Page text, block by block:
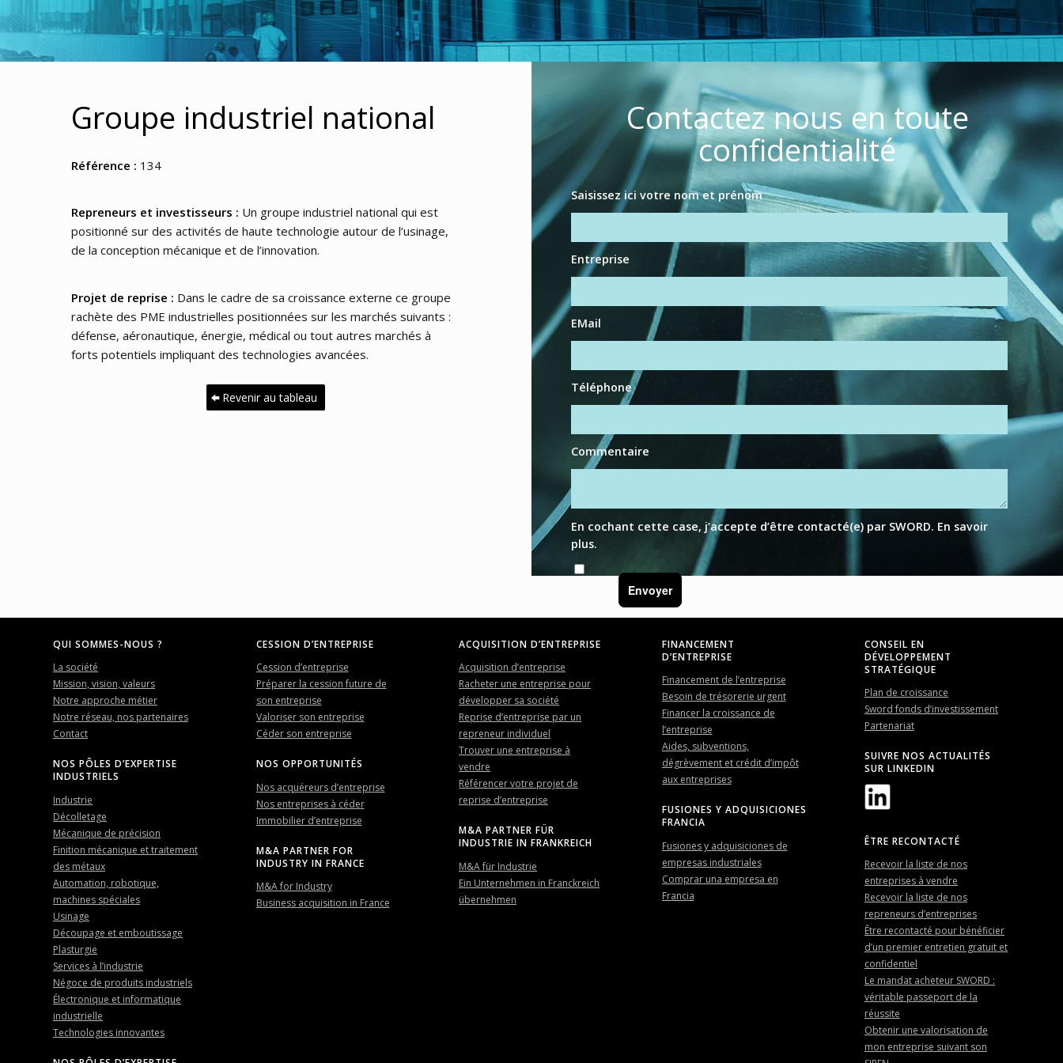
Groupe industriel national
Référence : 134
Repreneurs et investisseurs : Un groupe industriel national qui est
positionné sur des activités de haute technologie autour de l’usinage,
de la conception mécanique et de l’innovation.
Projet de reprise : Dans le cadre de sa croissance externe ce groupe
rachète des PME industrielles positionnées sur les marchés suivants :
défense, aéronautique, énergie, médical ou tout autres marchés à
forts potentiels impliquant des technologies avancées.
Revenir au tableau
Contactez nous en toute
confidentialité
Saisissez ici votre nom et prénom
Entreprise
EMail
Téléphone
Commentaire
En cochant cette case, j’accepte d’être contacté(e) par SWORD. En savoir
plus.
Envoyer
QUI SOMMES-NOUS ?
La société
Mission, vision, valeurs
Notre approche métier
Notre réseau, nos partenaires
Contact
NOS PÔLES D’EXPERTISE
INDUSTRIELS
Industrie
Décolletage
Mécanique de précision
Finition mécanique et traitement
des métaux
Automation, robotique,
machines spéciales
Usinage
Découpage et emboutissage
Plasturgie
Services à l’industrie
Négoce de produits industriels
Électronique et informatique
industrielle
Technologies innovantes
CESSION D’ENTREPRISE
Cession d’entreprise
Préparer la cession future de
son entreprise
Valoriser son entreprise
Céder son entreprise
NOS OPPORTUNITÉS
Nos acquéreurs d’entreprise
Nos entreprises à céder
Immobilier d’entreprise
M&A PARTNER FOR
INDUSTRY IN FRANCE
M&A for Industry
Business acquisition in France
ACQUISITION D’ENTREPRISE
Acquisition d’entreprise
Racheter une entreprise pour
développer sa société
Reprise d’entreprise par un
repreneur individuel
Trouver une entreprise à
vendre
Référencer votre projet de
reprise d’entreprise
M&A PARTNER FÜR
INDUSTRIE IN FRANKREICH
M&A für Industrie
Ein Unternehmen in Franckreich
übernehmen
FINANCEMENT
D’ENTREPRISE
Financement de l’entreprise
Besoin de trésorerie urgent
Financer la croissance de
l’entreprise
Aides, subventions,
dégrèvement et crédit d’impôt
aux entreprises
FUSIONES Y ADQUISICIONES
FRANCIA
Fusiones y adquisiciones de
empresas industriales
Comprar una empresa en
Francia
CONSEIL EN
DÉVELOPPEMENT
STRATÉGIQUE
Plan de croissance
Sword fonds d’investissement
Partenariat
SUIVRE NOS ACTUALITÉS
SUR LINKEDIN
ÊTRE RECONTACTÉ
Recevoir la liste de nos
entreprises à vendre
Recevoir la liste de nos
repreneurs d’entreprises
Être recontacté pour bénéficier
d’un premier entretien gratuit et
confidentiel
Le mandat acheteur SWORD :
véritable passeport de la
réussite
Obtenir une valorisation de
mon entreprise suivant son